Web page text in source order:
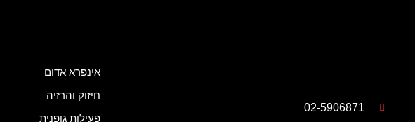
02-5906871
אינפרא אדום
חיזוק והרזיה
פעילות גופנית